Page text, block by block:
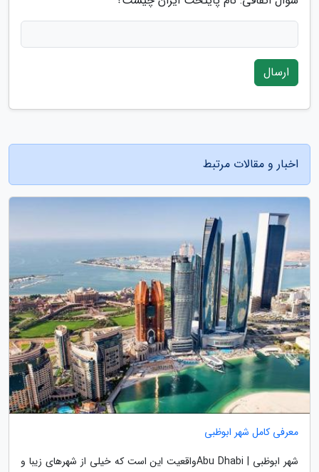
ارسال
اخبار و مقالات مرتبط
معرفی کامل شهر ابوظبی
شهر ابوظبی | Abu Dhabiواقعیت این است که خیلی از شهرهای زیبا و